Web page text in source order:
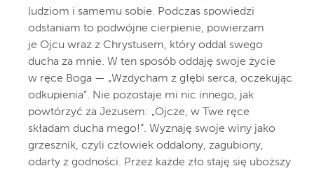
ludziom i samemu sobie. Podczas spowiedzi
odsłaniam to podwójne cierpienie, powierzam
je Ojcu wraz z Chrystusem, który oddal swego
ducha za mnie. W ten sposób oddaję swoje życie
w ręce Boga — „Wzdycham z głębi serca, oczekując
odkupienia”. Nie pozostaje mi nic innego, jak
powtórzyć za Jezusem: „Ojcze, w Twe ręce
składam ducha mego!”. Wyznaję swoje winy jako
grzesznik, czyli człowiek oddalony, zagubiony,
odarty z godności. Przez każde zło staję się uboższy